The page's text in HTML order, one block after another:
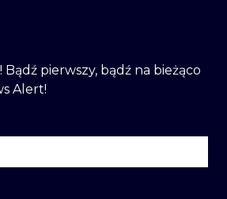
Bądź pierwszy, bądź na bieżąco
Alert!